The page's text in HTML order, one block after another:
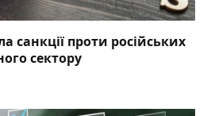
санкції проти російських
сектору